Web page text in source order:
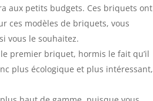
aux petits budgets. Ces briquets ont
ces modèles de briquets, vous
vous le souhaitez.
premier briquet, hormis le fait qu’il
plus écologique et plus intéressant,